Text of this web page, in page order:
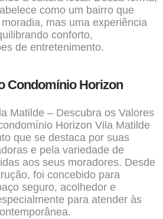
como um bairro que
mas uma experiência
conforto,
de entretenimento.
Condomínio Horizon
Matilde – Descubra os Valores
Horizon Vila Matilde
que se destaca por suas
e pela variedade de
aos seus moradores. Desde
foi concebido para
seguro, acolhedor e
para atender às